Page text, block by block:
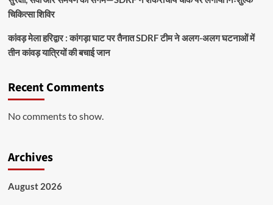
चिकित्सा शिविर
कांवड़ मेला हरिद्वार : कांगड़ा घाट पर तैनात SDRF टीम ने अलग-अलग घटनाओं में
तीन कांवड़ यात्रियों की बचाई जान
Recent Comments
No comments to show.
Archives
August 2026